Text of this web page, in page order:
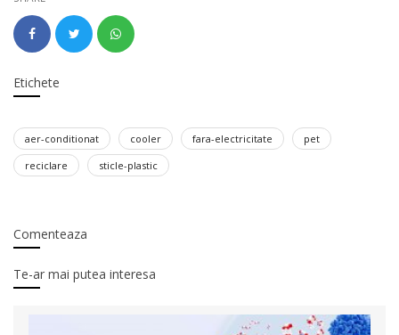
Etichete
aer-conditionat cooler fara-electricitate
pet
reciclare
sticle-plastic
Comenteaza
Te-ar mai putea interesa